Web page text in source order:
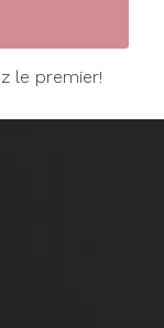
le premier!